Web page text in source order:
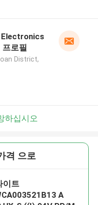
Electronics
로필
District,
하십시오
격 으로
이트
A